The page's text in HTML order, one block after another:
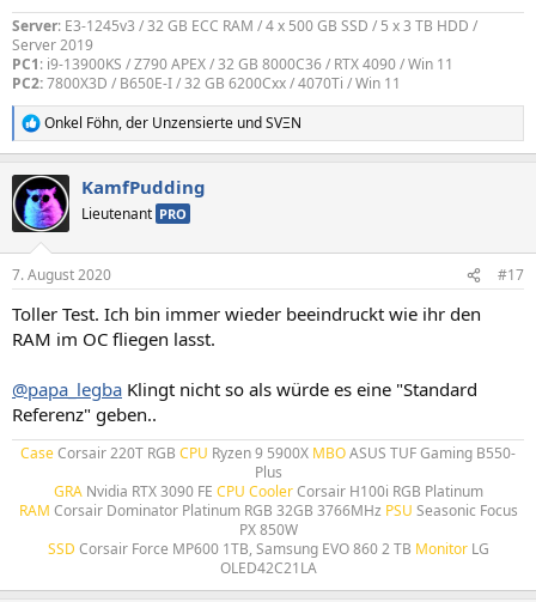
Server: E3-1245v3 / 32 GB ECC RAM / 4 x 500 GB SSD / 5 x 3 TB HDD /
Server 2019
PC1: i9-13900KS / Z790 APEX / 32 GB 8000C36 / RTX 4090 / Win 11
PC2:7800X3D / B650E-I / 32 GB 6200Cxx / 4070Ti / Win 11
R
e
k
t
i
e
:
Onkel Föhn,der Unzensierte undSVΞN
KamfPudding
Lieutenant PRO
7. August 2020 #17
Toller Test. Ich bin immer wieder beeindruckt wie ihr den
RAM im OC fliegen lasst.
@papa_legba Klingt nicht so als würde es eine "Standard
Referenz" geben..
CaseCorsair 220T RGB CPU Ryzen 9 5900X MBOASUS TUF Gaming B550-
Plus
GRANvidia RTX 3090 FE CPU CoolerCorsair H100i RGB Platinum
RAM Corsair Dominator Platinum RGB 32GB 3766MHz PSU Seasonic Focus
PX 850W
SSD Corsair Force MP600 1TB, Samsung EVO 860 2 TB MonitorLG
OLED42C21LA​